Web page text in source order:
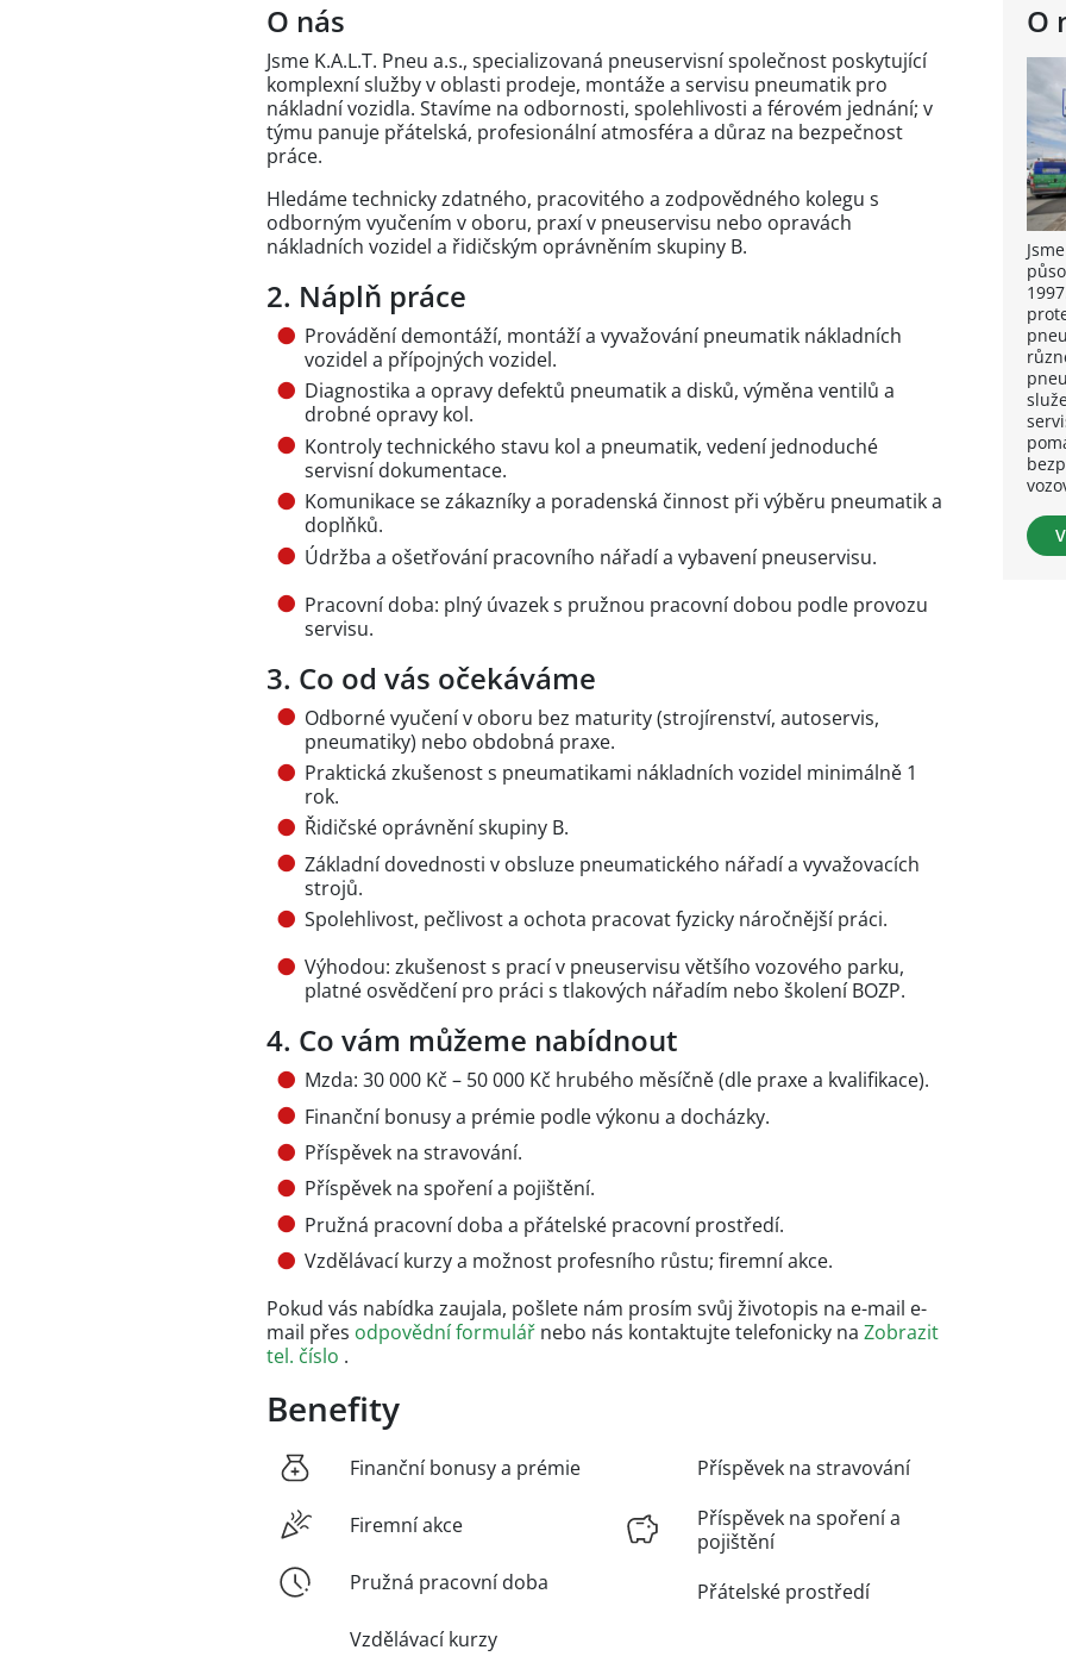
O
O nás
Jsme K.A.L.T. Pneu a.s., specializovaná pneuservisní společnost poskytující
komplexní služby v oblasti prodeje, montáže a servisu pneumatik pro
nákladní vozidla. Stavíme na odbornosti, spolehlivosti a férovém jednání; v
týmu panuje přátelská, profesionální atmosféra a důraz na bezpečnost
práce.
Hledáme technicky zdatného, pracovitého a zodpovědného kolegu s
odborným vyučením v oboru, praxí v pneuservisu nebo opravách
nákladních vozidel a řidičským oprávněním skupiny B.
2. Náplň práce
Provádění demontáží, montáží a vyvažování pneumatik nákladních
vozidel a přípojných vozidel.
Diagnostika a opravy defektů pneumatik a disků, výměna ventilů a
drobné opravy kol.
Kontroly technického stavu kol a pneumatik, vedení jednoduché
servisní dokumentace.
Komunikace se zákazníky a poradenská činnost při výběru pneumatik a
doplňků.
Údržba a ošetřování pracovního nářadí a vybavení pneuservisu.
Pracovní doba: plný úvazek s pružnou pracovní dobou podle provozu
servisu.
3. Co od vás očekáváme
Odborné vyučení v oboru bez maturity (strojírenství, autoservis,
pneumatiky) nebo obdobná praxe.
Praktická zkušenost s pneumatikami nákladních vozidel minimálně 1
rok.
Řidičské oprávnění skupiny B.
Základní dovednosti v obsluze pneumatického nářadí a vyvažovacích
strojů.
Spolehlivost, pečlivost a ochota pracovat fyzicky náročnější práci.
Výhodou: zkušenost s prací v pneuservisu většího vozového parku,
platné osvědčení pro práci s tlakových nářadím nebo školení BOZP.
4. Co vám můžeme nabídnout
Mzda: 30 000 Kč – 50 000 Kč hrubého měsíčně (dle praxe a kvalifikace).
Finanční bonusy a prémie podle výkonu a docházky.
Příspěvek na stravování.
Příspěvek na spoření a pojištění.
Pružná pracovní doba a přátelské pracovní prostředí.
Vzdělávací kurzy a možnost profesního růstu; firemní akce.
Pokud vás nabídka zaujala, pošlete nám prosím svůj životopis na e-mail e-
mail přes odpovědní formulář nebo nás kontaktujte telefonicky na Zobrazit
tel. číslo .
Benefity
Finanční bonusy a prémie
Firemní akce
Pružná pracovní doba
Vzdělávací kurzy
Příspěvek na stravování
Příspěvek na spoření a
pojištění
Přátelské prostředí